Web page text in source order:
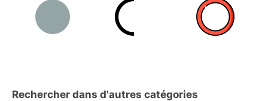
Rechercher dans d'autres catégories